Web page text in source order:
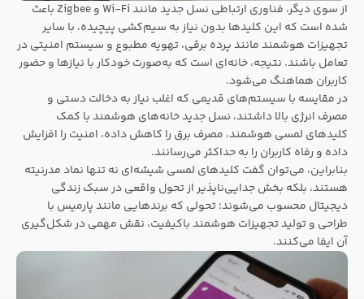
از سوی دیگر، فناوری ارتباطی نسل جدید مانند Wi-Fi و Zigbee باعث
شده است که این کلیدها بدون نیاز به سیم‌کشی پیچیده، با سایر
تجهیزات هوشمند مانند پرده برقی، تهویه مطبوع و سیستم امنیتی در
تعامل باشند. نتیجه، خانه‌ای است که به‌صورت خودکار با نیازها و حضور
کاربران هماهنگ می‌شود.
در مقایسه با سیستم‌های قدیمی که اغلب نیاز به دخالت دستی و
مصرف انرژی بالا داشتند، نسل جدید خانه‌های هوشمند با کمک
کلیدهای لمسی هوشمند، مصرف برق را کاهش داده، امنیت را افزایش
داده و رفاه کاربران را به حداکثر می‌رسانند.
بنابراین، می‌توان گفت کلیدهای لمسی شیشه‌ای نه تنها نماد مدرنیته
هستند، بلکه بخش جدایی‌ناپذیر از تحول واقعی در سبک زندگی
دیجیتال محسوب می‌شوند؛ تحولی که برندهایی مانند پارمیس با
طراحی و تولید تجهیزات هوشمند باکیفیت، نقش مهمی در شکل‌گیری
آن ایفا می‌کنند.